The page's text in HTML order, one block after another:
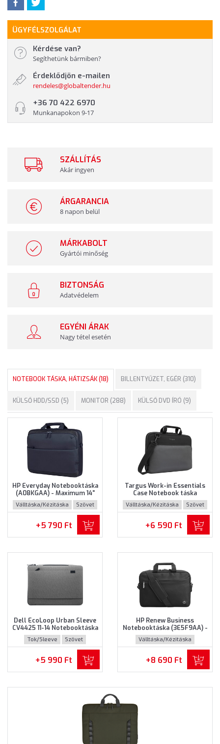
ÜGYFÉLSZOLGÁLAT
Kérdése van?
Segíthetünk bármiben?
Érdeklődjön e-mailen
rendeles@globaltender.hu
+36 70 422 6970
Munkanapokon 9-17
SZÁLLÍTÁS
Akár ingyen
ÁRGARANCIA
8 napon belül
MÁRKABOLT
Gyártói minőség
BIZTONSÁG
Adatvédelem
EGYÉNI ÁRAK
Nagy tétel esetén
NOTEBOOK TÁSKA, HÁTIZSÁK (18) BILLENTYŰZET, EGÉR (310)
KÜLSŐ HDD/SSD (5) MONITOR (288) KÜLSŐ DVD ÍRÓ (9)
HP Everyday Notebooktáska
(A08KGAA) - Maximum 14"
méretű notebookokhoz
Válltáska/Kézitáska Szövet
+5 790 Ft
Targus Work-in Essentials
Case Notebook táska
(TED007GL) - Maximum 14.0"
méretű notebokhoz -
Fekete-szürke színben
Válltáska/Kézitáska Szövet
+6 590 Ft
Dell EcoLoop Urban Sleeve
CV4425 11-14 Notebooktáska
(460-BDWQ) - Maximum 14"
méretű notebookokhoz,
Szürke színben
Tok/Sleeve Szövet
+5 990 Ft
HP Renew Business
Notebooktáska (3E5F9AA) -
Maximum 14.0" méretű
notebookokhoz - Fekete
színben
Válltáska/Kézitáska
Újrahasznosított műanyag
+8 690 Ft